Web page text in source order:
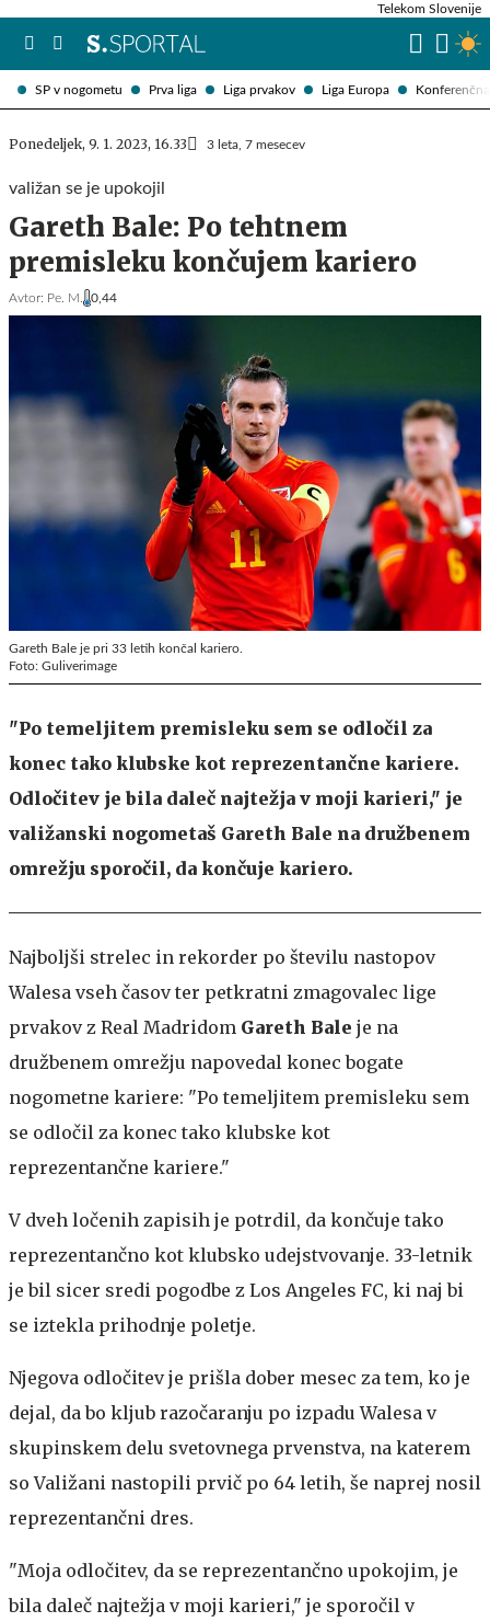
SP v nogometu Prva liga Liga prvakov Liga Europa
Telekom Slovenije
Ponedeljek, 9. 1. 2023, 16.33 3 leta, 7 mesecev
valižan se je upokojil
Gareth Bale: Po tehtnem
premisleku končujem kariero
Avtor: Pe. M. 0,44
Gareth Bale je pri 33 letih končal kariero.
Foto: Guliverimage
"Po temeljitem premisleku sem se odločil za
konec tako klubske kot reprezentančne kariere.
Odločitev je bila daleč najtežja v moji karieri," je
valižanski nogometaš Gareth Bale na družbenem
omrežju sporočil, da končuje kariero.
Najboljši strelec in rekorder po številu nastopov
Walesa vseh časov ter petkratni zmagovalec lige
prvakov z Real Madridom Gareth Bale je na
družbenem omrežju napovedal konec bogate
nogometne kariere: "Po temeljitem premisleku sem
se odločil za konec tako klubske kot
reprezentančne kariere."
V dveh ločenih zapisih je potrdil, da končuje tako
reprezentančno kot klubsko udejstvovanje. 33-letnik
je bil sicer sredi pogodbe z Los Angeles FC, ki naj bi
se iztekla prihodnje poletje.
Njegova odločitev je prišla dober mesec za tem, ko je
dejal, da bo kljub razočaranju po izpadu Walesa v
skupinskem delu svetovnega prvenstva, na katerem
so Valižani nastopili prvič po 64 letih, še naprej nosil
reprezentančni dres.
"Moja odločitev, da se reprezentančno upokojim, je
bila daleč najtežja v moji karieri," je sporočil v